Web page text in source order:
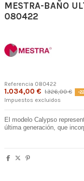
MESTRA-BAÑO
080422
Referencia 080422
1.034,00 € 1.326,00 € -
Impuestos excluidos
El modelo Calypso
última generación, que